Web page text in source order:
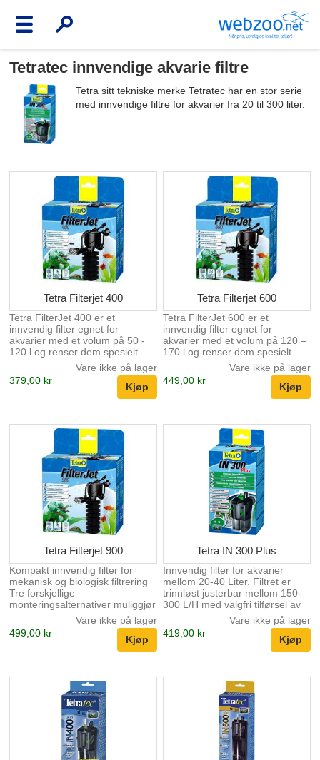
Tetratec innvendige akvarie filtre
Tetra sitt tekniske merke Tetratec har en stor serie
med innvendige filtre for akvarier fra 20 til 300 liter.
Tetra Filterjet 400
Tetra FilterJet 400 er et
innvendig filter egnet for
akvarier med et volum på 50 -
120 l og renser dem spesielt
grundig takket være
kombinasjonen av mekanisk og
biologisk filtrering. På denne
måten fjernes både grove og
oppnås den biologiske balansen
som kreves for et sunt
akvarium. Takket være den
enkle installasjonen er Tetra
FilterJet 400 klar til bruk på
sekunder. Den justerbare
utløpsdysen gir optimal
vannsirkulasjon og forsyner
akvarievann...
Vare ikke på lager
379,00 kr
Tetra Filterjet 600
Tetra FilterJet 600 er et
innvendig filter egnet for
akvarier med et volum på 120 –
170 l og renser dem spesielt
grundig takket være
kombinasjonen av mekanisk og
biologisk filtrering. På denne
måten fjernes både grove og
oppnås den biologiske balansen
som kreves for et sunt
akvarium. Takket være den
enkle installasjonen er Tetra
FilterJet 600 klar til bruk på
sekunder. Den justerbare
utløpsdysen gir optimal
vannsirkulasjon og forsyner
akvarievan...
Vare ikke på lager
449,00 kr
Tetra Filterjet 900
Kompakt innvendig filter for
mekanisk og biologisk filtrering
Tre forskjellige
monteringsalternativer muliggjør
enkel montering Filteret kan
enkelt tas ut for rengjøring For
akvarier fra 170-230l Tetra
FilterJet 900 er et innvendig
dem spesielt grundig takket
være kombinasjonen av
mekanisk og biologisk filtrering.
På denne måten fjernes både
grove og fine smusspartikler fra
akvarievannet og samtidig
oppnås den biologiske ba...
Vare ikke på lager
499,00 kr
Tetra IN 300 Plus
Innvendig filter for akvarier
mellom 20-40 Liter. Filtret er
trinnløst justerbar mellom 150-
300 L/H med valgfri tilførsel av
luft gjenom diffusor. Filteret har
1 stk. filterpatroner for optimal
biologisk funksjon ved intervall
rengjøring eller innsetting av
Vare ikke på lager
419,00 kr